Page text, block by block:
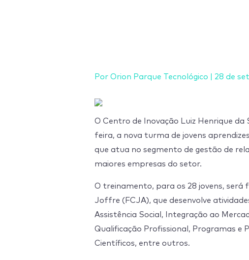
Por Orion Parque Tecnológico 28 de
O Centro de Inovação Luiz Henrique
feira, a nova turma de jovens
que atua no segmento de gestão de
maiores empresas do setor.
O treinamento, para os 28 jovens, será
Joffre (FCJA), que desenvolve
Assistência Social, Integração ao
Qualificação Profissional, Programas e
Científicos, entre outros.